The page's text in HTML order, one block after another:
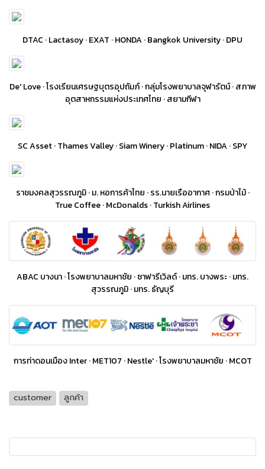
DTAC · Lactasoy · EXAT · HONDA · Bangkok University · DPU
De' Love · โรงเรียนเศรษฐบุตรอุปถัมภ์ · กลุ่มโรงพยาบาลจุฬารัตน์ · สภาพ
อุตสาหกรรมแห่งประเทศไทย · สยามกีฬา
SC Asset · Thames Valley · Siam Winery · Platinum · NIDA · SPY
ราชมงคลสุวรรณภูมิ · ม. หอการค้าไทย · รร.นายเรืออากาศ · กรมป่าไม้ ·
True Coffee · McDonalds · Turkish Airlines
ABAC บางนา · โรงพยาบาลมหาชัย · ซาฟารีเวิลด์ · มทร. บางพระ · มทร.
สุวรรณภูมิ · มทร. ธัญบุรี
การท่าดอนเมือง Inter · MET107 · Nestle' · โรงพยาบาลมหาชัย · MCOT
customer ลูกค้า